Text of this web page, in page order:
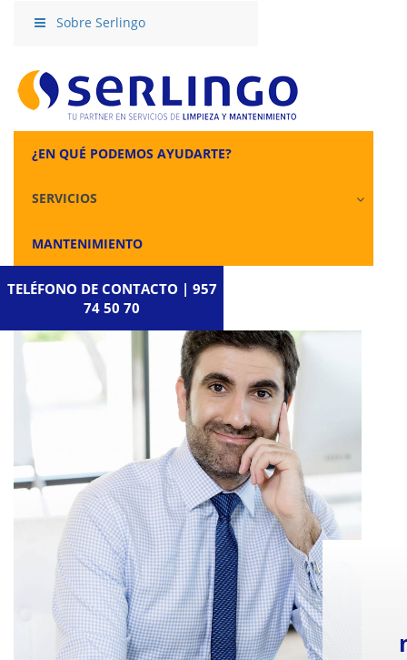
Sobre Serlingo
¿EN QUÉ PODEMOS AYUDARTE?
SERVICIOS
MANTENIMIENTO
TELÉFONO DE CONTACTO | 957
74 50 70